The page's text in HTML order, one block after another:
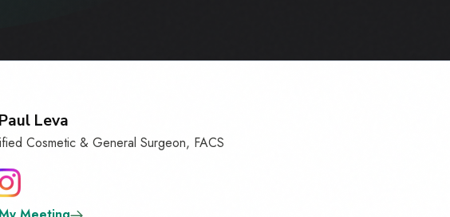
Leva
Cosmetic & General Surgeon, FACS